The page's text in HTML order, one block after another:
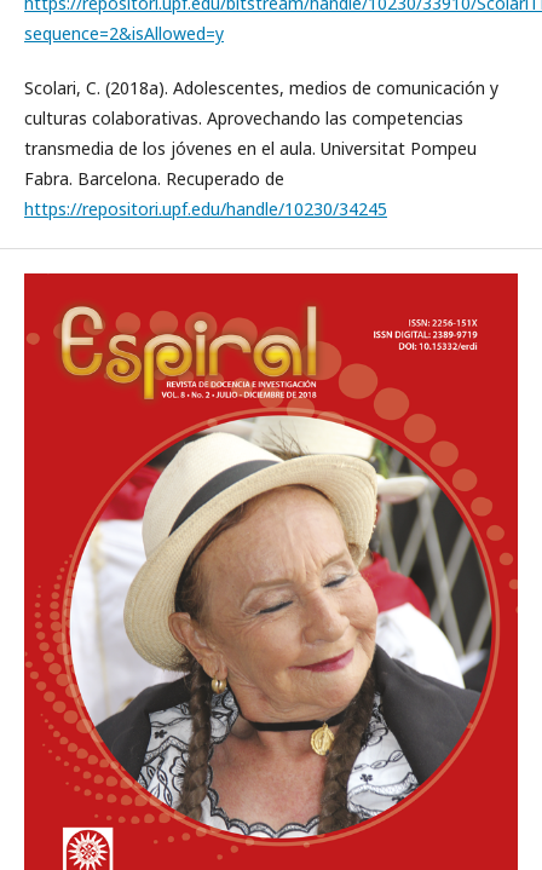
sequence=2&isAllowed=y
Scolari, C. (2018a). Adolescentes, medios de comunicación y
culturas colaborativas. Aprovechando las competencias
transmedia de los jóvenes en el aula. Universitat Pompeu
Fabra. Barcelona. Recuperado de
https://repositori.upf.edu/handle/10230/34245